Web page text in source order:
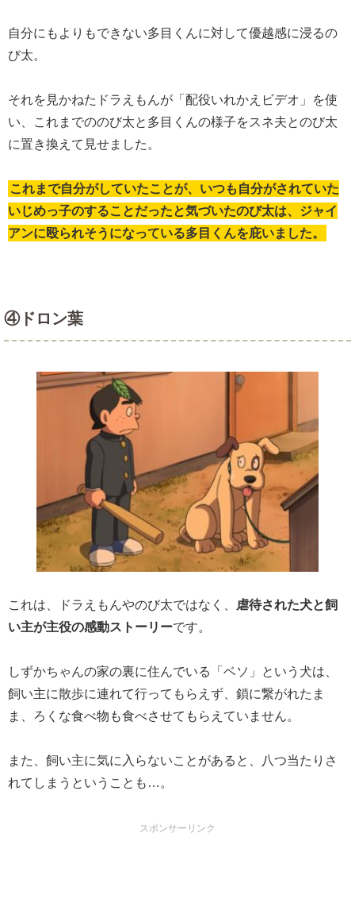
自分にもよりもできない多目くんに対して優越感に浸るの
び太。
それを見かねたドラえもんが「配役いれかえビデオ」を使
い、これまでののび太と多目くんの様子をスネ夫とのび太
に置き換えて見せました。
これまで自分がしていたことが、いつも自分がされていた
いじめっ子のすることだったと気づいたのび太は、ジャイ
アンに殴られそうになっている多目くんを庇いました。
④ドロン葉
これは、ドラえもんやのび太ではなく、
虐待された犬と飼
い主が主役の感動ストーリーです。
しずかちゃんの家の裏に住んでいる「ベソ」という犬は、
飼い主に散歩に連れて行ってもらえず、鎖に繋がれたま
ま、ろくな食べ物も食べさせてもらえていません。
また、飼い主に気に入らないことがあると、八つ当たりさ
れてしまうということも…。
スポンサーリンク